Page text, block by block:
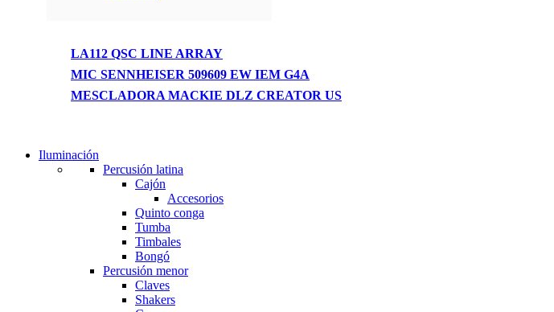
LA112 QSC LINE ARRAY
MIC SENNHEISER 509609 EW IEM G4A
MESCLADORA MACKIE DLZ CREATOR US
T50F 9KG/1200 SPIN
Shop Now
Iluminación
Percusión latina
Cajón
Accesorios
Quinto conga
Tumba
Timbales
Bongó
Percusión menor
Claves
Shakers